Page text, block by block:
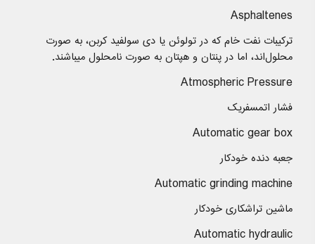
Asphaltenes
ترکیبات نفت خام که در تولوئن یا دی سولفید کربن، به صورت
محلول‌اند، اما در پنتان و هپتان به صورت نامحلول میباشند.
Atmospheric Pressure
فشار اتمسفریک
Automatic gear box
جعبه دنده خودكار
Automatic grinding machine
ماشین تراشکاری خودكار
Automatic hydraulic